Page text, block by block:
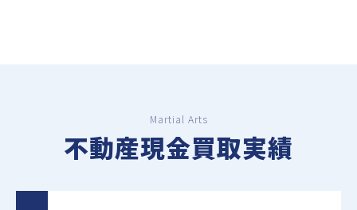
Martial Arts
不動産現金買取実績